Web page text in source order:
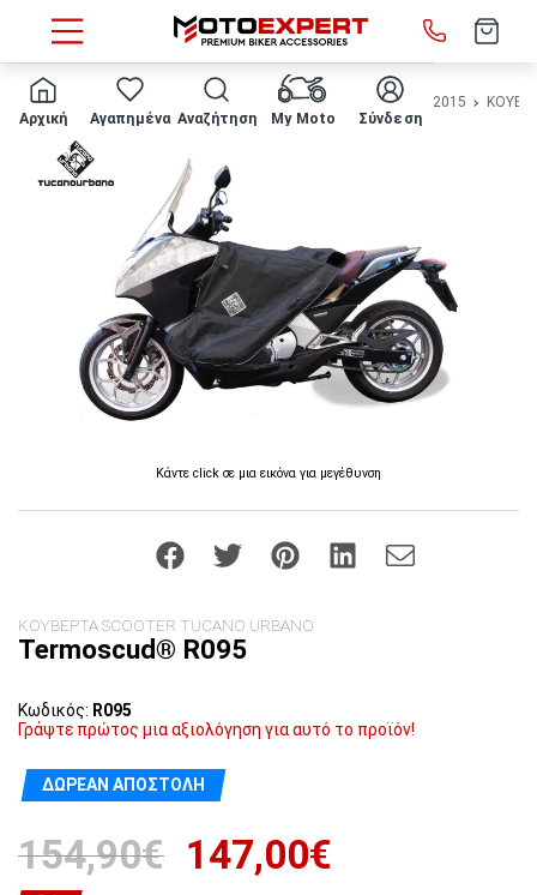
Αρχική Αγαπημένα Αναζήτηση My Moto Σύνδεση
HOME Μάρκα/μοντέλο HONDA INTEGRA 750 2014 - 2015
Κάντε click σε μια εικόνα για μεγέθυνση
ΚΟΥΒΕΡΤΑ SCOOTER TUCANO URBANO
Termoscud® R095
Κωδικός: R095
Γράψτε πρώτος μια αξιολόγηση για αυτό το προϊόν!
ΔΩΡΕΆΝ ΑΠΟΣΤΟΛΉ
154,90€ 147,00€